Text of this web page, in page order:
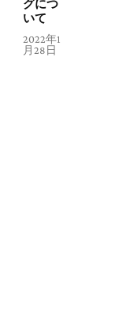
グにつ
いて
2022年1
月28日